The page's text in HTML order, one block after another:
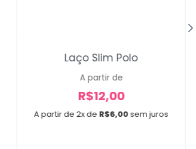
A partir de 2x de R$6,00sem juros
Laço Slim Polo
A partir de
R$12,00